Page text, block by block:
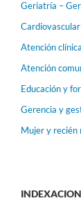
Geriatría –
Atención
Atención
Educación y
Gerencia y
Mujer y recién